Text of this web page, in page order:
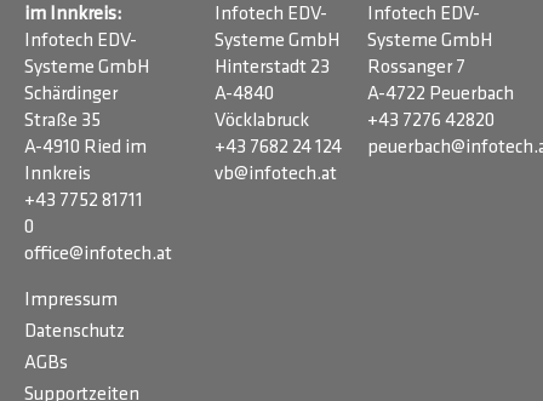
im Innkreis:
Infotech EDV-
Systeme GmbH
Schärdinger
Straße 35
A-4910 Ried im
Innkreis
+43 7752 81711
0
office@infotech.at
Infotech EDV-
Systeme GmbH
Hinterstadt 23
A-4840
Vöcklabruck
+43 7682 24 124
vb@infotech.at
Infotech EDV-
Systeme GmbH
Rossanger 7
A-4722 Peuerbach
+43 7276 42820
Impressum
Datenschutz
AGBs
Supportzeiten